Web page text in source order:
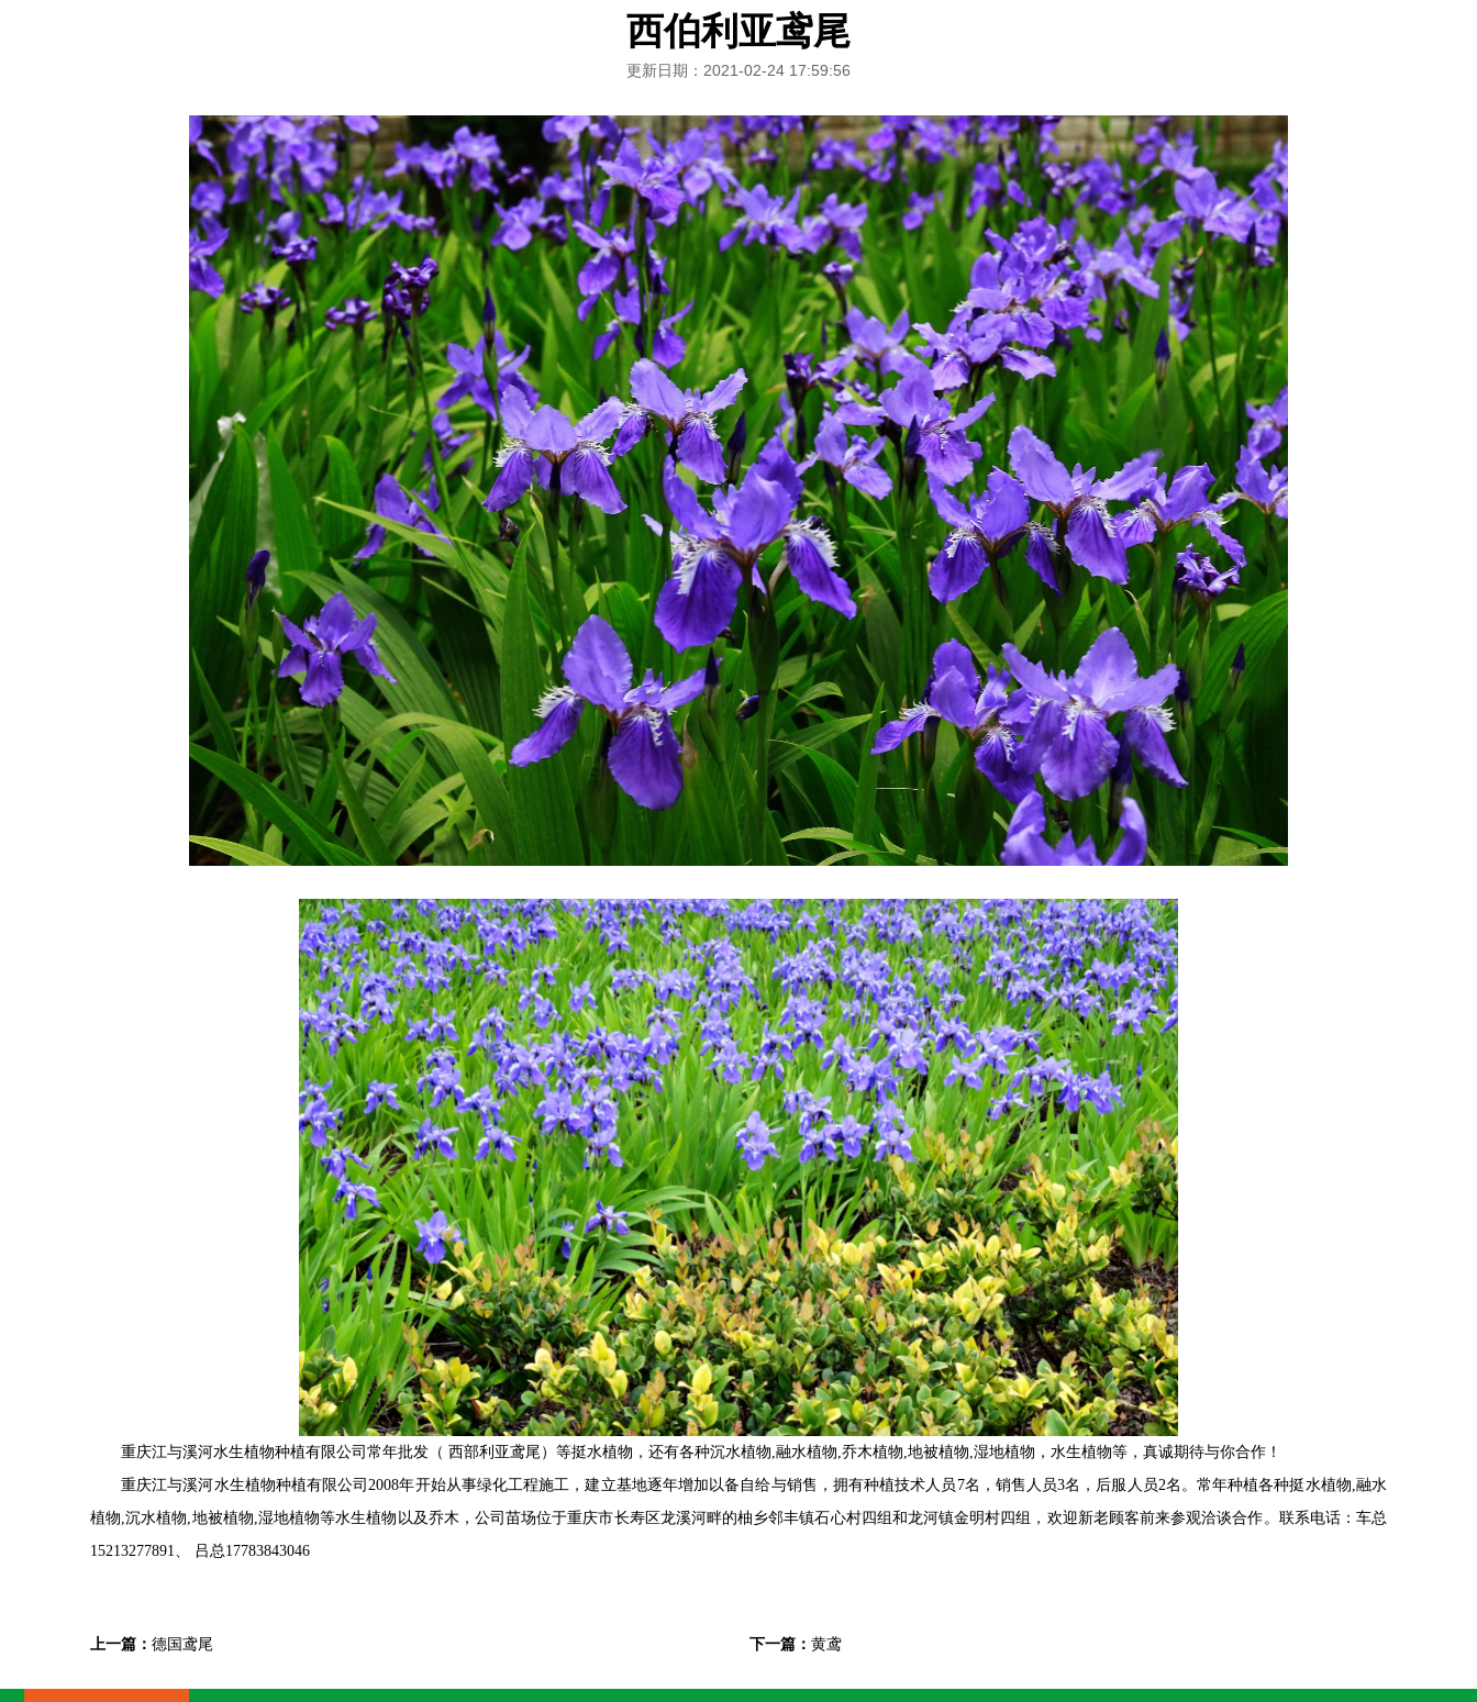
西伯利亚鸢尾
更新日期：2021-02-24 17:59:56
重庆江与溪河水生植物种植有限公司常年批发（ 西部利亚鸢尾）等挺水植物，还有各种沉水植物,融水植物,乔木植物,地被植物,湿地植物，水生植物等，真诚期待与你合作！
重庆江与溪河水生植物种植有限公司2008年开始从事绿化工程施工，建立基地逐年增加以备自给与销售，拥有种植技术人员7名，销售人员3名，后服人员2名。常年种植各种挺水植物,融水
植物,沉水植物,地被植物,湿地植物等水生植物以及乔木，公司苗场位于重庆市长寿区龙溪河畔的柚乡邻丰镇石心村四组和龙河镇金明村四组，欢迎新老顾客前来参观洽谈合作。联系电话：车总
15213277891、 吕总17783843046
上一篇： 德国鸢尾 下一篇： 黄鸢